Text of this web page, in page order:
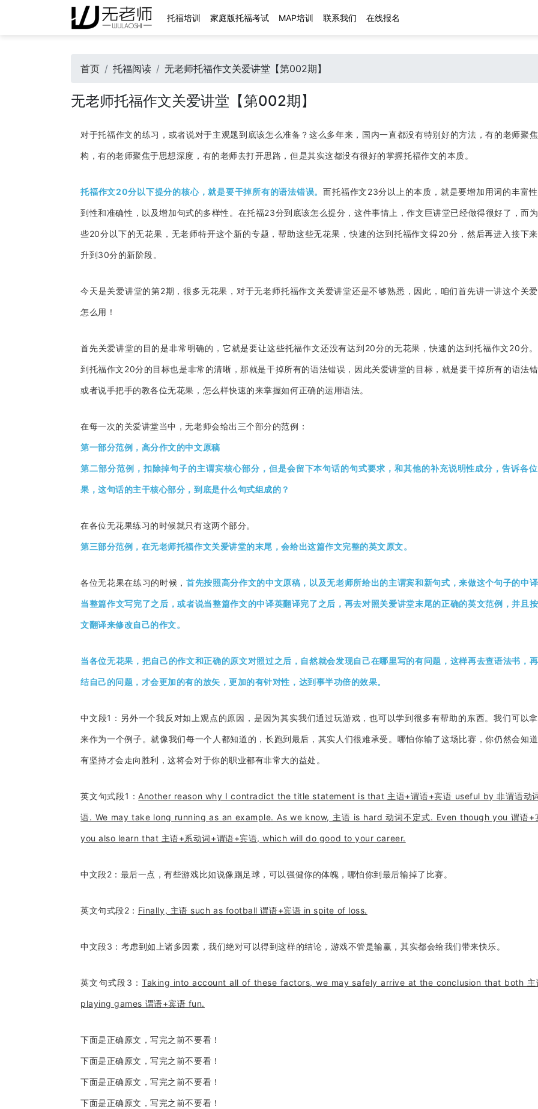
托福培训 家庭版托福考试 MAP培训 联系我们 在线报名
首页 托福阅读 无老师托福作文关爱讲堂【第002期】
无老师托福作文关爱讲堂【第002期】
对于托福作文的练习，或者说对于主观题到底该怎么准备？这么多年来，国内一直都没有特别好的方法，有的老师聚
构，有的老师聚焦于思想深度，有的老师去打开思路，但是其实这都没有很好的掌握托福作文的本质。
托福作文20分以下提分的核心，就是要干掉所有的语法错误。而托福作文23分以上的本质，就是要增加用词的丰富
到性和准确性，以及增加句式的多样性。在托福23分到底该怎么提分，这件事情上，作文巨讲堂已经做得很好了，而
些20分以下的无花果，无老师特开这个新的专题，帮助这些无花果，快速的达到托福作文得20分，然后再进入接下
升到30分的新阶段。
今天是关爱讲堂的第2期，很多无花果，对于无老师托福作文关爱讲堂还是不够熟悉，因此，咱们首先讲一讲这个关
怎么用！
首先关爱讲堂的目的是非常明确的，它就是要让这些托福作文还没有达到20分的无花果，快速的达到托福作文20分
到托福作文20分的目标也是非常的清晰，那就是干掉所有的语法错误，因此关爱讲堂的目标，就是要干掉所有的语法错
或者说手把手的教各位无花果，怎么样快速的来掌握如何正确的运用语法。
在每一次的关爱讲堂当中，无老师会给出三个部分的范例：
第一部分范例，高分作文的中文原稿
第二部分范例，扣除掉句子的主谓宾核心部分，但是会留下本句话的句式要求，和其他的补充说明性成分，告诉各
果，这句话的主干核心部分，到底是什么句式组成的？
在各位无花果练习的时候就只有这两个部分。
第三部分范例，在无老师托福作文关爱讲堂的末尾，会给出这篇作文完整的英文原文。
各位无花果在练习的时候， 首先按照高分作文的中文原稿，以及无老师所给出的主谓宾和新句式，来做这个句子的中译
当整篇作文写完了之后，或者说当整篇作文的中译英翻译完了之后，再去对照关爱讲堂末尾的正确的英文范例，并且
文翻译来修改自己的作文。
当各位无花果，把自己的作文和正确的原文对照过之后，自然就会发现自己在哪里写的有问题，这样再去查语法书，
结自己的问题，才会更加的有的放矢，更加的有针对性，达到事半功倍的效果。
中文段1：另外一个我反对如上观点的原因，是因为其实我们通过玩游戏，也可以学到很多有帮助的东西。我们可以
来作为一个例子。就像我们每一个人都知道的，长跑到最后，其实人们很难承受。哪怕你输了这场比赛，你仍然会知道
有坚持才会走向胜利，这将会对于你的职业都有非常大的益处。
英文句式段1： Another reason why I contradict the title statement is that 主语+谓语+宾语 useful by 非谓语动
语. We may take long running as an example. As we know, 主语 is hard 动词不定式. Even though you 谓语+
you also learn that 主语+系动词+谓语+宾语, which will do good to your career.
中文段2：最后一点，有些游戏比如说像踢足球，可以强健你的体魄，哪怕你到最后输掉了比赛。
英文句式段2： Finally, 主语 such as football 谓语+宾语 in spite of loss.
中文段3：考虑到如上诸多因素，我们绝对可以得到这样的结论，游戏不管是输赢，其实都会给我们带来快乐。
英文句式段3：Taking into account all of these factors, we may safely arrive at the conclusion that both 主
playing games 谓语+宾语 fun.
下面是正确原文，写完之前不要看！
下面是正确原文，写完之前不要看！
下面是正确原文，写完之前不要看！
下面是正确原文，写完之前不要看！